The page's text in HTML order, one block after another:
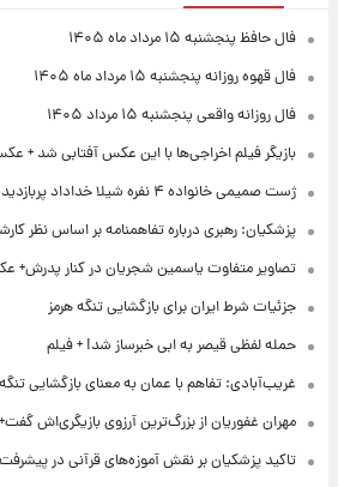
فال حافظ پنجشنبه ۱۵ مرداد ماه ۱۴۰۵
فال قهوه روزانه پنجشنبه ۱۵ مرداد ماه ۱۴۰۵
فال روزانه واقعی پنجشنبه ۱۵ مرداد ۱۴۰۵
بازیگر فیلم اخراجی‌ها با این عکس آفتابی شد +
ژست صمیمی خانواده ۴ نفره شیلا خداداد پربازدید شد + عکس
پزشکیان: رهبری درباره تفاهمنامه بر اساس نظر
تصاویر متفاوت یاسمین شجریان در کنار پدرش+
جزئیات شرط ایران برای بازگشایی تنگه هرمز
حمله لفظی قیصر به ابی خبرساز شد! + فیلم
غریب‌آبادی: تفاهم با عمان به معنای بازگشایی
مهران غفوریان از بزرگ‌ترین آرزوی بازیگری‌اش
تاکید پزشکیان بر نقش آموزه‌های قرآنی در